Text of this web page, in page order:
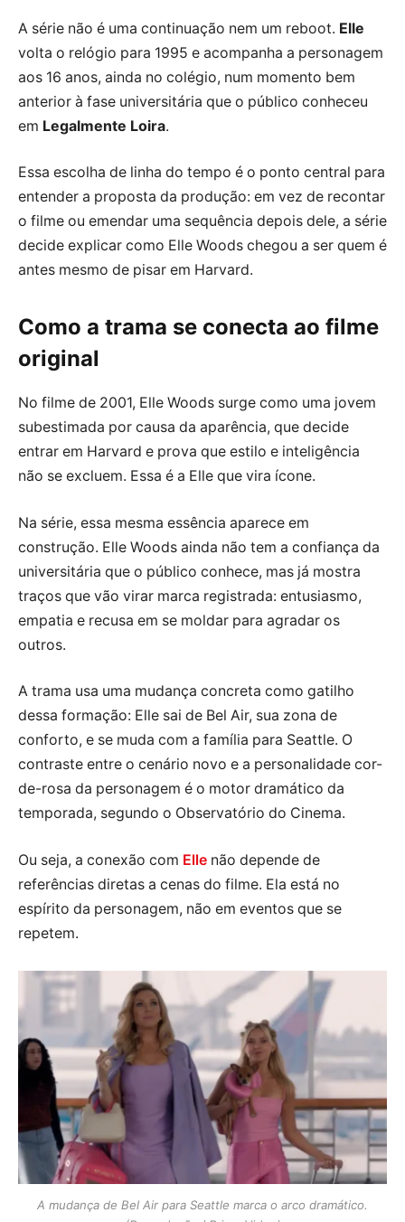
A série não é uma continuação nem um reboot. Elle
volta o relógio para 1995 e acompanha a personagem
aos 16 anos, ainda no colégio, num momento bem
anterior à fase universitária que o público conheceu
em Legalmente Loira.
Essa escolha de linha do tempo é o ponto central para
entender a proposta da produção: em vez de recontar
o filme ou emendar uma sequência depois dele, a série
decide explicar como Elle Woods chegou a ser quem é
antes mesmo de pisar em Harvard.
Como a trama se conecta ao filme
original
No filme de 2001, Elle Woods surge como uma jovem
subestimada por causa da aparência, que decide
entrar em Harvard e prova que estilo e inteligência
não se excluem. Essa é a Elle que vira ícone.
Na série, essa mesma essência aparece em
construção. Elle Woods ainda não tem a confiança da
universitária que o público conhece, mas já mostra
traços que vão virar marca registrada: entusiasmo,
empatia e recusa em se moldar para agradar os
outros.
A trama usa uma mudança concreta como gatilho
dessa formação: Elle sai de Bel Air, sua zona de
conforto, e se muda com a família para Seattle. O
contraste entre o cenário novo e a personalidade cor-
de-rosa da personagem é o motor dramático da
temporada, segundo o Observatório do Cinema.
Ou seja, a conexão com Elle não depende de
referências diretas a cenas do filme. Ela está no
espírito da personagem, não em eventos que se
repetem.
A mudança de Bel Air para Seattle marca o arco dramático.